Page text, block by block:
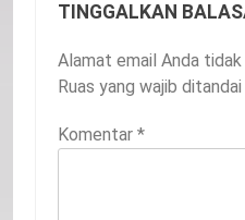
TINGGALKAN
Alamat email Anda tidak
Ruas yang wajib ditandai
Komentar *